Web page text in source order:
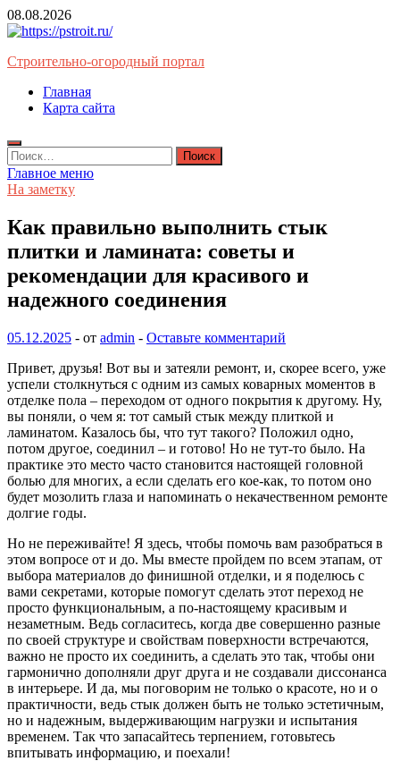
Перейти
к
08.08.2026
Строительно-огородный портал
Главная
Карта сайта
Найти:
Главное меню
На заметку
Как правильно выполнить стык
плитки и ламината: советы и
рекомендации для красивого и
надежного соединения
05.12.2025 - от admin - Оставьте комментарий
Привет, друзья! Вот вы и затеяли ремонт, и, скорее всего, уже
успели столкнуться с одним из самых коварных моментов в
отделке пола – переходом от одного покрытия к другому. Ну,
вы поняли, о чем я: тот самый стык между плиткой и
ламинатом. Казалось бы, что тут такого? Положил одно,
потом другое, соединил – и готово! Но не тут-то было. На
практике это место часто становится настоящей головной
болью для многих, а если сделать его кое-как, то потом оно
будет мозолить глаза и напоминать о некачественном ремонте
долгие годы.
Но не переживайте! Я здесь, чтобы помочь вам разобраться в
этом вопросе от и до. Мы вместе пройдем по всем этапам, от
выбора материалов до финишной отделки, и я поделюсь с
вами секретами, которые помогут сделать этот переход не
просто функциональным, а по-настоящему красивым и
незаметным. Ведь согласитесь, когда две совершенно разные
по своей структуре и свойствам поверхности встречаются,
важно не просто их соединить, а сделать это так, чтобы они
гармонично дополняли друг друга и не создавали диссонанса
в интерьере. И да, мы поговорим не только о красоте, но и о
практичности, ведь стык должен быть не только эстетичным,
но и надежным, выдерживающим нагрузки и испытания
временем. Так что запасайтесь терпением, готовьтесь
впитывать информацию, и поехали!